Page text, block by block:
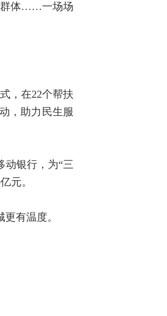
群体……一场场
，在22个帮扶
，助力民生服
动银行，为“三
元。
有温度。